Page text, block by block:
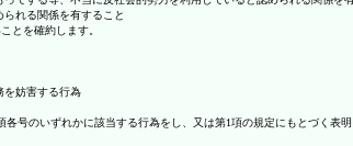
れる関係を有すること
とを確約します。
を妨害する行為
号のいずれかに該当する行為をし、又は第1項の規定にもとづく